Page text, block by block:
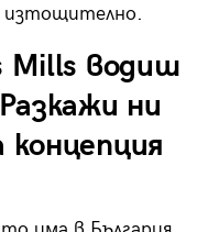
изтощително.
Mills водиш
ни
концeпция